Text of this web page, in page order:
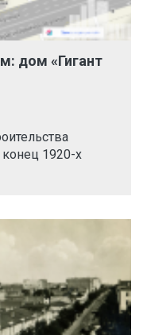
дом «Гигант
1920-х